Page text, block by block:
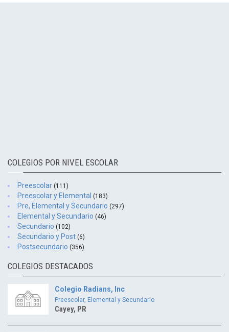
COLEGIOS POR NIVEL ESCOLAR
Preescolar (111)
Preescolar y Elemental (183)
Pre, Elemental y Secundario (297)
Elemental y Secundario (46)
Secundario (102)
Secundario y Post (6)
Postsecundario (356)
COLEGIOS DESTACADOS
Colegio Radians, Inc
Preescolar, Elemental y Secundario
Cayey, PR